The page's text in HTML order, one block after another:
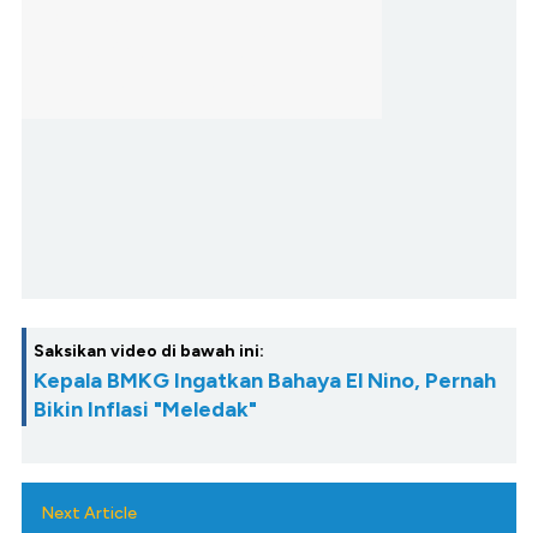
Saksikan video di bawah ini:
Kepala BMKG Ingatkan Bahaya El Nino, Pernah
Bikin Inflasi "Meledak"
Next Article